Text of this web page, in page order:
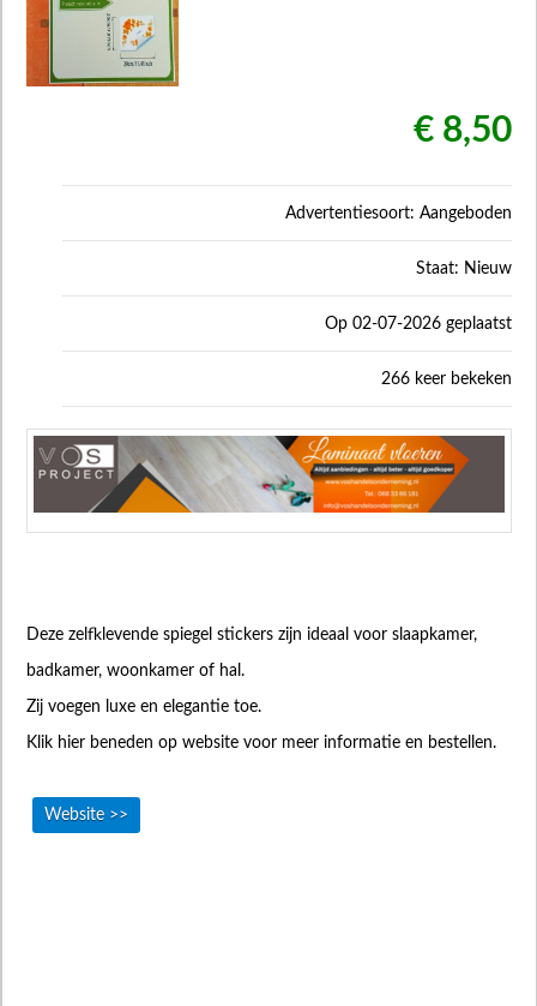
€ 8,50
Advertentiesoort: Aangeboden
Staat: Nieuw
Op 02-07-2026 geplaatst
266 keer bekeken
Deze zelfklevende spiegel stickers zijn ideaal voor slaapkamer,
badkamer, woonkamer of hal.
Zij voegen luxe en elegantie toe.
Klik hier beneden op website voor meer informatie en bestellen.
Website >>